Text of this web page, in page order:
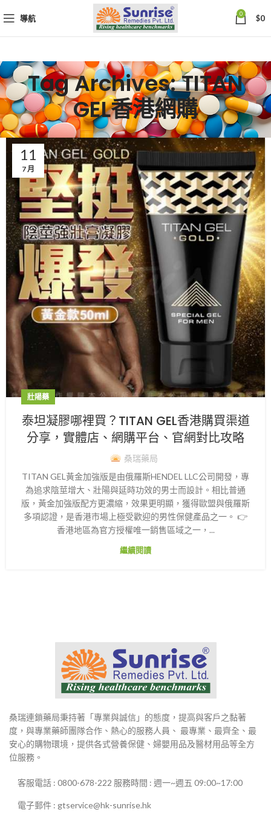
導航 0 $0
Tag Archives: TITAN
GEL香港網購
11
7 月
壯陽藥
泰坦凝膠哪裡買？TITAN GEL香港購買渠道
分享，實體店、網購平台、官網對比攻略
桑瑞藥局
TITAN GEL黃金加強版是由俄羅斯HENDEL LLC公司開發，專
為追求陰莖增大、壯陽與延時功效的男士而設計。相比普通
版，黃金加強版配方更濃縮，效果更明顯，獲得歐盟與俄羅斯
多項認證，是香港市場上極受歡迎的男性保健產品之一。 👉
香港地區為官方授權唯一銷售區域之一，...
繼續閱讀
桑瑞連鎖藥局秉持著「專業與誠信」的態度，提高與客戶之黏著
度，與專業藥師團隊合作、熱心的服務人員、 最專業、最齊全、最
安心的購物環境，提供各式營養保健、婦嬰用品及醫材用品等全方
位服務。
客服電話 : 0800-678-222 服務時間 : 週一~週五 09:00~17:00
電子郵件 : gtservice@hk-sunrise.hk